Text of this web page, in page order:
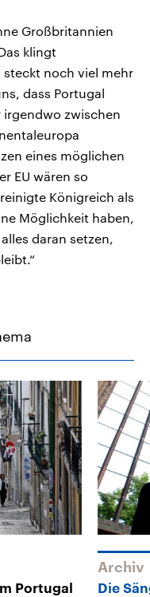
Großbritannien
klingt
noch viel mehr
dass Portugal
irgendwo zwischen
eines möglichen
EU wären so
Königreich als
Möglichkeit haben,
daran setzen,
Portugal
Archiv
Die